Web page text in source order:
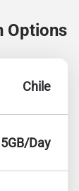
Options
Chile
Day